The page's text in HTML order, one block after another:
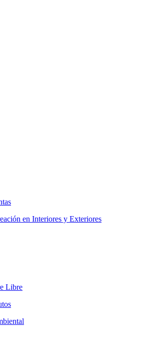
en Interiores y Exteriores
Libre